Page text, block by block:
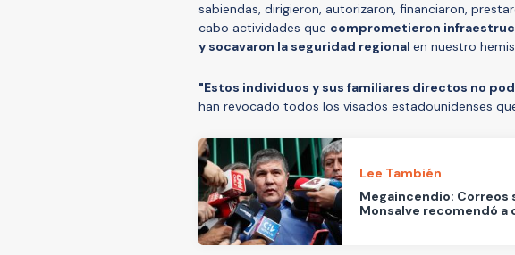
sabiendas, dirigieron, autorizaron, financiaron,
cabo actividades que comprometieron
y socavaron la seguridad regional en nuestro
"Estos individuos y sus familiares directos no
han revocado todos los visados estadounidenses
Lee También
Megaincendio: Correos
Monsalve recomendó a